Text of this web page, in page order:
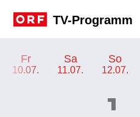
TV-Programm
Fr
10.07.
Sa
11.07.
So
12.07.